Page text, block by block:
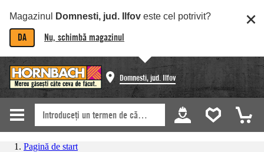
Magazinul Domnesti, jud. Ilfov este cel potrivit?
DA Nu, schimbă magazinul
Domnesti, jud. Ilfov
Pagină de start